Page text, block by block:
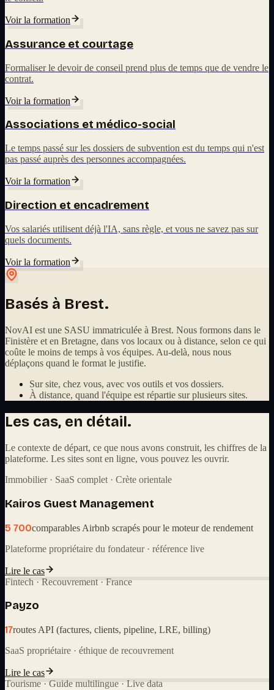
Voir la formation
Assurance et courtage
Formaliser le devoir de conseil prend plus de temps que de vendre le
contrat.
Voir la formation
Associations et médico-social
Le temps passé sur les dossiers de subvention est du temps qui n'est
pas passé auprès des personnes accompagnées.
Voir la formation
Direction et encadrement
Vos salariés utilisent déjà l'IA, sans règle, et vous ne savez pas sur
quels documents.
Voir la formation
Basés à Brest.
NovAI est une SASU immatriculée à Brest. Nous formons dans le
Finistère et en Bretagne, dans vos locaux ou à distance, selon ce qui
coûte le moins de temps à vos équipes. Au-delà, nous nous
déplaçons quand le format le justifie.
Sur site, chez vous, avec vos outils et vos dossiers.
À distance, quand l'équipe est répartie sur plusieurs sites.
Les cas, en détail.
Le contexte de départ, ce que nous avons construit, les chiffres de la
plateforme. Les sites sont en ligne, vous pouvez les ouvrir.
Immobilier · SaaS complet · Crète orientale
Kairos Guest Management
5 700comparables Airbnb scrapés pour le moteur de rendement
Plateforme propriétaire du fondateur · référence live
Lire le cas
Fintech · Recouvrement · France
Payzo
17routes API (factures, clients, pipeline, LRE, billing)
SaaS propriétaire · éthique de recouvrement
Lire le cas
Tourisme · Guide multilingue · Live data